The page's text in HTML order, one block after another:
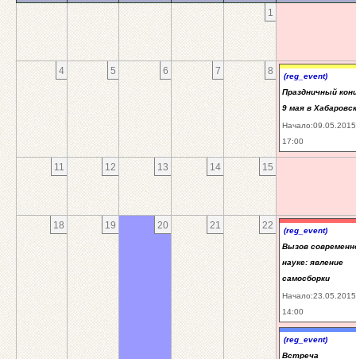
1
4 5 6 7 8
(reg_event)
Праздничный
9 мая в
Начало:09.05.2015
17:00
11 12 13 14 15
18 19 20 21 22
(reg_event)
Вызов
науке: явление
самосборки
Начало:23.05.2015
14:00
(reg_event)
Встреча